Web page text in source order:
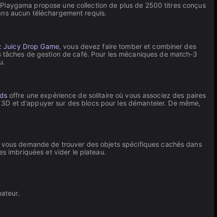
propose une collection de plus de 2500 titres conçus
aucun téléchargement requis.
Juicy Drop Game, vous devez faire tomber et combiner des
de gestion de café. Pour les mécaniques de match-3
offre une expérience de solitaire où vous associez des paires
et d'appuyer sur des blocs pour les démanteler. De même,
demande de trouver des objets spécifiques cachés dans
imbriquées et vider le plateau.